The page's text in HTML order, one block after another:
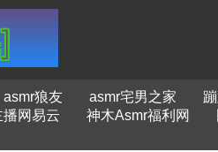
asmr狼友 asmr宅男之家
播网易云 神木Asmr福利网